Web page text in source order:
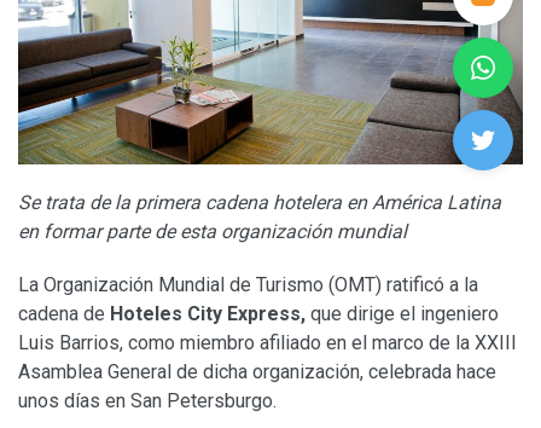
Se trata de la primera cadena hotelera en América Latina
en formar parte de esta organización mundial
La Organización Mundial de Turismo (OMT) ratificó a la
cadena de Hoteles City Express, que dirige el ingeniero
Luis Barrios, como miembro afiliado en el marco de la XXIII
Asamblea General de dicha organización, celebrada hace
unos días en San Petersburgo.